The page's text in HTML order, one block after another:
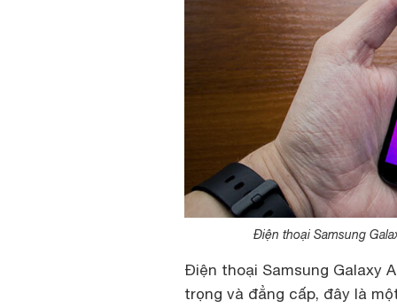
Điện thoại Samsung
Điện thoại Samsung Galaxy
trọng và đẳng cấp, đây là